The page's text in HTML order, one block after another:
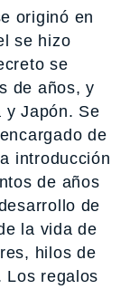
originó en
se hizo
se
de años, y
y Japón. Se
de
introducción
de años
de
la vida de
hilos de
Los regalos